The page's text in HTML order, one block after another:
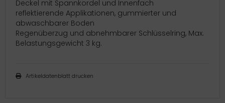
Deckel mit Spannkordel und Innenfach
reflektierende Applikationen, gummierter und
abwaschbarer Boden
Regenüberzug und abnehmbarer Schlüsselring, Max.
Belastungsgewicht 3 kg.
Artikeldatenblatt drucken